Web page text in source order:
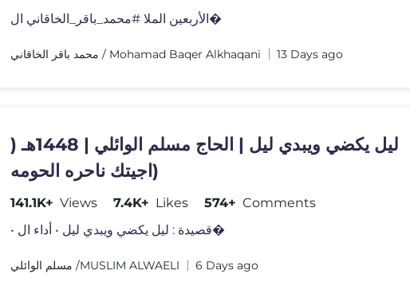
الأربعين الملا #محمد_باقر_الخاقاني ال�
محمد باقر الخاقاني / Mohamad Baqer Alkhaqani 13 Days ago
ليل يكضي ويبدي ليل | الحاج مسلم الوائلي | 1448هـ (
اجيتك ناحره الحومه)
141.1K+ Views 7.4K+ Likes 574+ Comments
• قصيدة : ليل يكضي ويبدي ليل • أداء ال�
مسلم الوائلي /MUSLIM ALWAELI 6 Days ago